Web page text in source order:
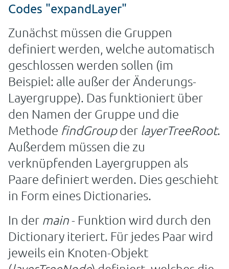
Codes "expandLayer"
Zunächst müssen die Gruppen
definiert werden, welche automatisch
geschlossen werden sollen (im
Beispiel: alle außer der Änderungs-
Layergruppe). Das funktioniert über
den Namen der Gruppe und die
Methode findGroupder layerTreeRoot.
Außerdem müssen die zu
verknüpfenden Layergruppen als
Paare definiert werden. Dies geschieht
in Form eines Dictionaries.
In der main- Funktion wird durch den
Dictionary iteriert. Für jedes Paar wird
jeweils ein Knoten-Objekt